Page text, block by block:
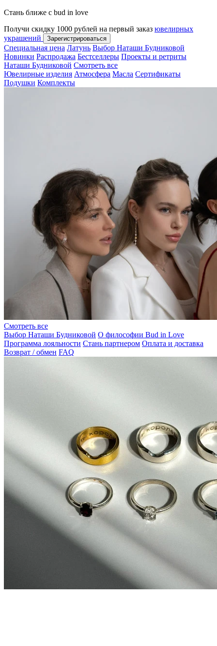
Стань ближе с bud in love
Получи скидку 1000 рублей на первый заказ ювелирных
украшений
Зарегистрироваться
Специальная цена Латунь Выбор Наташи Будниковой
Новинки Распродажа Бестселлеры Проекты и ретриты
Наташи Будниковой Смотреть все
Ювелирные изделия Атмосфера Масла Сертификаты
Подушки Комплекты
Смотреть все
Выбор Наташи Будниковой О философии Bud in Love
Программа лояльности Стань партнером Оплата и доставка
Возврат / обмен FAQ